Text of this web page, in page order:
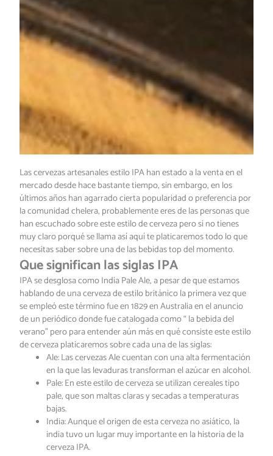
Las cervezas artesanales estilo IPA han estado a la venta en el
mercado desde hace bastante tiempo, sin embargo, en los
últimos años han agarrado cierta popularidad o preferencia por
la comunidad chelera, probablemente eres de las personas que
han escuchado sobre este estilo de cerveza pero si no tienes
muy claro porqué se llama así aquí te platicaremos todo lo que
necesitas saber sobre una de las bebidas top del momento.
Que significan las siglas IPA
IPA se desglosa como India Pale Ale, a pesar de que estamos
hablando de una cerveza de estilo británico la primera vez que
se empleó este término fue en 1829 en Australia en el anuncio
de un periódico donde fue catalogada como “ la bebida del
verano” pero para entender aún más en qué consiste este estilo
de cerveza platicaremos sobre cada una de las siglas:
Ale: Las cervezas Ale cuentan con una alta fermentación
en la que las levaduras transforman el azúcar en alcohol.
Pale: En este estilo de cerveza se utilizan cereales tipo
pale, que son maltas claras y secadas a temperaturas
bajas.
India: Aunque el origen de esta cerveza no asiático, la
india tuvo un lugar muy importante en la historia de la
cerveza IPA.